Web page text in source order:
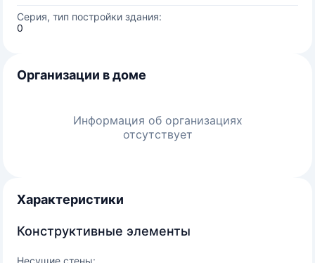
Серия, тип постройки здания:
0
Организации в доме
Информация об организациях
отсутствует
Характеристики
Конструктивные элементы
Несущие стены: